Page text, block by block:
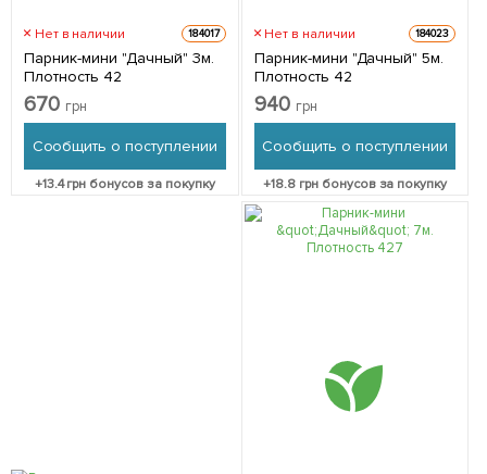
Нет в наличии 184017
Парник-мини "Дачный" 3м.
Плотность 42
670 грн
Сообщить о поступлении
+13.4грн бонусов за покупку
Нет в наличии 184023
Парник-мини "Дачный" 5м.
Плотность 42
940 грн
Сообщить о поступлении
+18.8грн бонусов за покупку